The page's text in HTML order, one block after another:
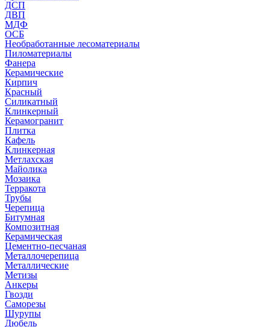
ДСП
ДВП
МДФ
ОСБ
Необработанные лесоматериалы
Пиломатериалы
Фанера
Керамические
Кирпич
Красный
Силикатный
Клинкерный
Керамогранит
Плитка
Кафель
Клинкерная
Метлахская
Майолика
Мозаика
Терракота
Трубы
Черепица
Битумная
Композитная
Керамическая
Цементно-песчаная
Металлочерепица
Металлические
Метизы
Анкеры
Гвозди
Саморезы
Шурупы
Дюбель